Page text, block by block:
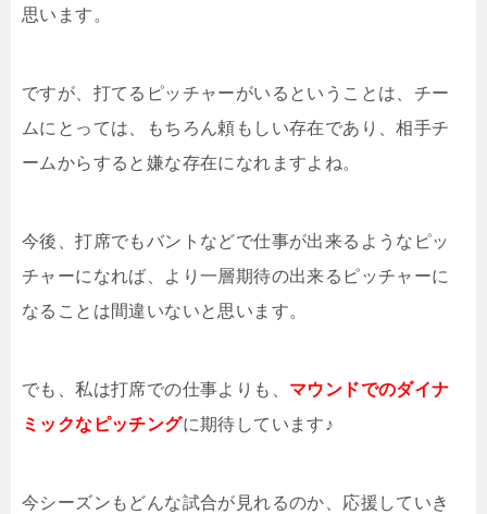
思います。
ですが、打てるピッチャーがいるということは、チー
ムにとっては、もちろん頼もしい存在であり、相手チ
ームからすると嫌な存在になれますよね。
今後、打席でもバントなどで仕事が出来るようなピッ
チャーになれば、より一層期待の出来るピッチャーに
なることは間違いないと思います。
でも、私は打席での仕事よりも、 マウンドでのダイナ
ミックなピッチングに期待しています♪
今シーズンもどんな試合が見れるのか、応援していき